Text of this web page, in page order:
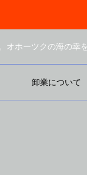
卸業について